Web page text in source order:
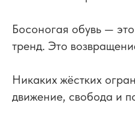
Босоногая обувь —
тренд. Это
Никаких жёстких
движение, свобода и